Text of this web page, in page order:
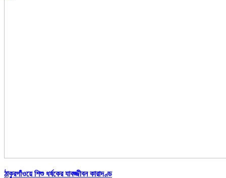
ঠাকুরগাঁওয়ে শিশু ধর্ষকের যাবজ্জীবন কারাদণ্ড